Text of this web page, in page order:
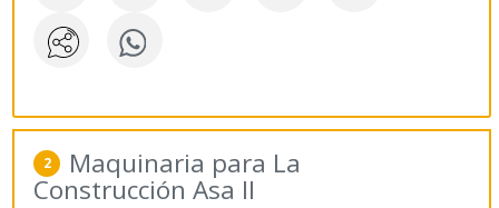
2 Maquinaria para La
Construcción Asa II